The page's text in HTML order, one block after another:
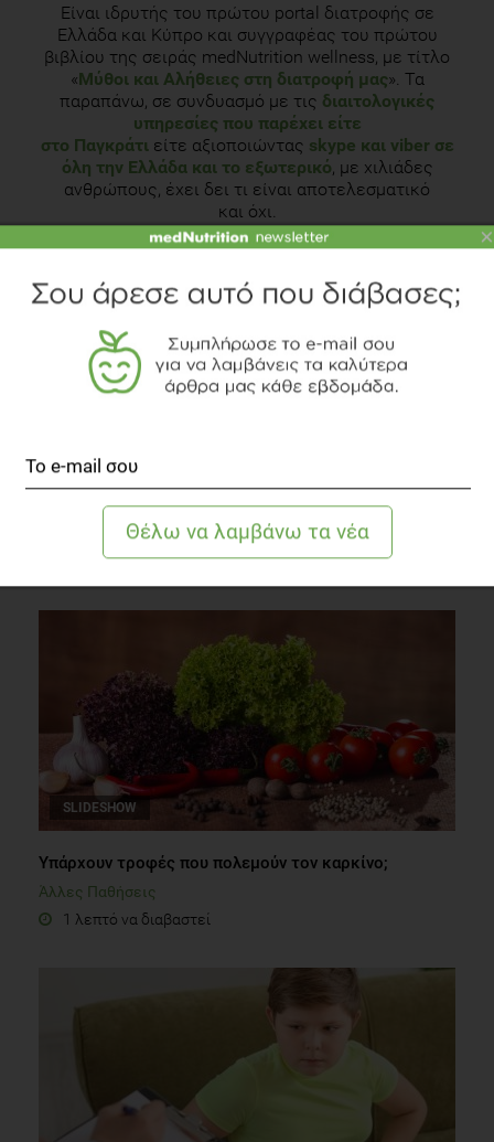
favorably associated with arterial stiffness but not with
atheromatosis. Clin Nutr ESPEN. 2021 Oct;45:363-368.
Είναι ιδρυτής του πρώτου portal διατροφής σε
Ελλάδα και Κύπρο και συγγραφέας του πρώτου
βιβλίου της σειράς medNutrition wellness, με τίτλο
«Μύθοι και Αλήθειες στη διατροφή μας». Τα
παραπάνω, σε συνδυασμό με τις διαιτολογικές
υπηρεσίες που παρέχει είτε
στο Παγκράτι είτε αξιοποιώντας skype και viber σε
όλη την Ελλάδα και το εξωτερικό , με χιλιάδες
ανθρώπους, έχει δει τι είναι αποτελεσματικό
και όχι.
Δείτε το διαιτολογικό γραφείο
ΚΑΦΕΣ
ΔΙΑΒΑΣΤΕ ΑΚΟΜΗ
SLIDESHOW
Υπάρχουν τροφές που πολεμούν τον καρκίνο;
Άλλες Παθήσεις
1 λεπτό να διαβαστεί
×